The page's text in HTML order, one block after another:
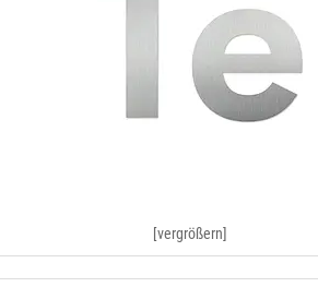
[vergrößern]